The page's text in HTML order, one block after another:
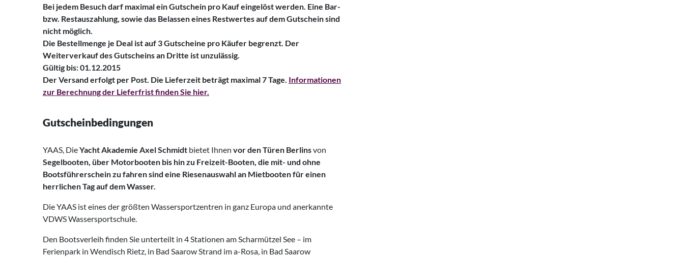
Bei jedem Besuch darf maximal ein Gutschein pro Kauf eingelöst werden. Eine Bar-
bzw. Restauszahlung, sowie das Belassen eines Restwertes auf dem Gutschein sind
nicht möglich.
Die Bestellmenge je Deal ist auf 3 Gutscheine pro Käufer begrenzt. Der
Weiterverkauf des Gutscheins an Dritte ist unzulässig.
Gültig bis: 01.12.2015
Der Versand erfolgt per Post. Die Lieferzeit beträgt maximal 7 Tage. Informationen
zur Berechnung der Lieferfrist finden Sie hier.
Gutscheinbedingungen
YAAS, DieYacht Akademie Axel Schmidt bietet Ihnen vor den Türen Berlinsvon
Segelbooten, über Motorbooten bis hin zu Freizeit-Booten, die mit- und ohne
Bootsführerschein zu fahren sind eine Riesenauswahl an Mietbooten für einen
herrlichen Tag auf dem Wasser.
Die YAAS ist eines der größten Wassersportzentren in ganz Europa und anerkannte
VDWS Wassersportschule.
Den Bootsverleih finden Sie unterteilt in 4 Stationen am Scharmützel See – im
Ferienpark in Wendisch Rietz, in Bad Saarow Strand im a-Rosa, in Bad Saarow